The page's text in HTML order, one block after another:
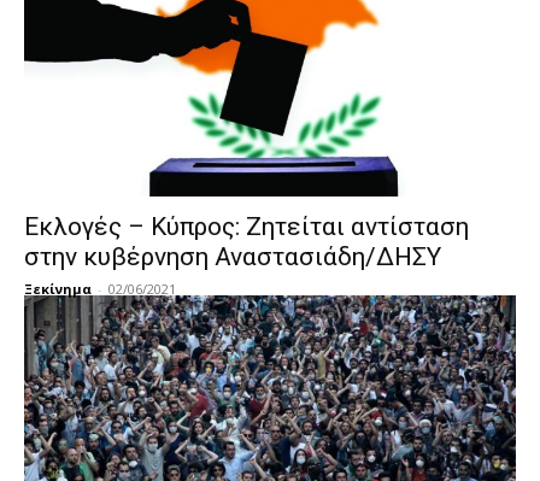
Εκλογές – Κύπρος: Ζητείται αντίσταση
στην κυβέρνηση Αναστασιάδη/ΔΗΣΥ
Ξεκίνημα - 02/06/2021